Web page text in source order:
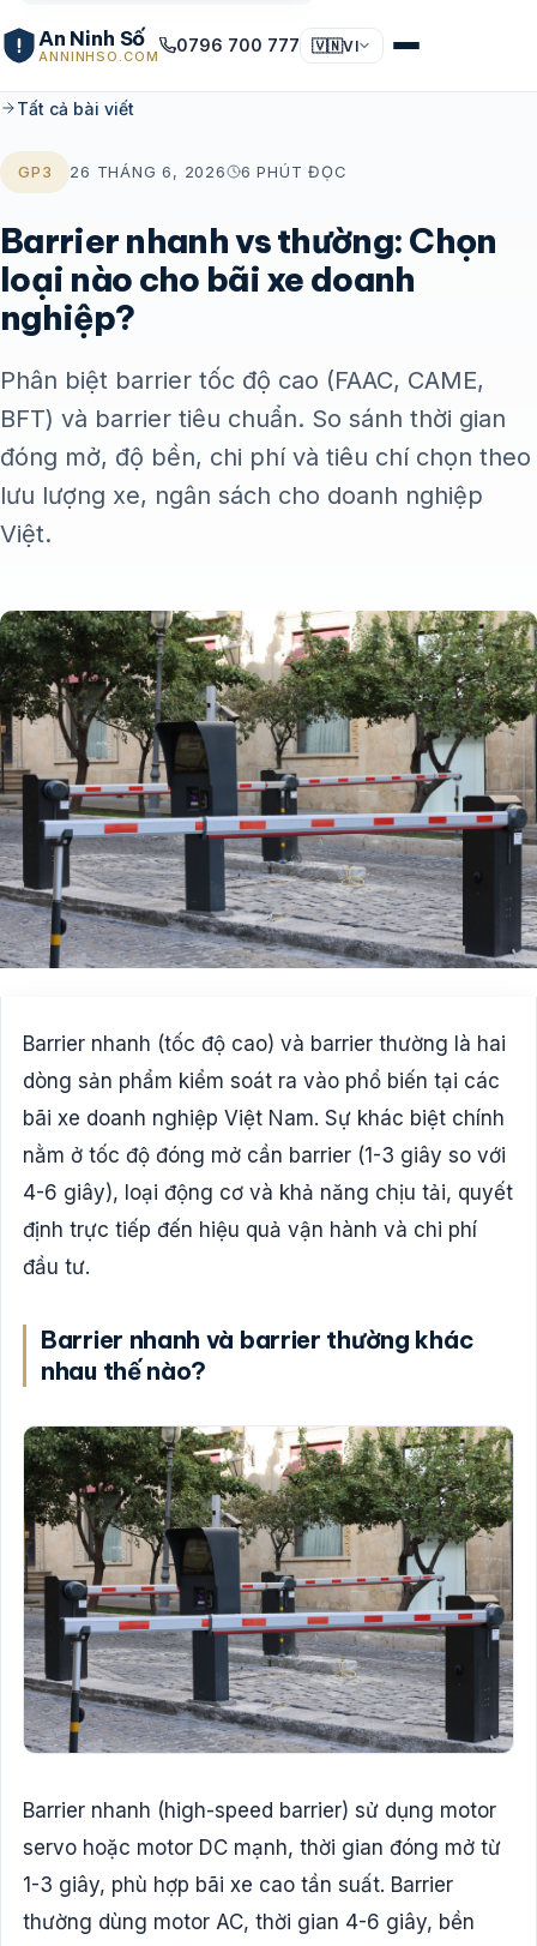
An Ninh Số
ANNINHSO.COM
0796 700 777 🇻🇳VI
Tất cả bài viết
GP3 26 THÁNG 6, 2026 6 PHÚT ĐỌC
Barrier nhanh vs thường: Chọn
loại nào cho bãi xe doanh
nghiệp?
Phân biệt barrier tốc độ cao (FAAC, CAME,
BFT) và barrier tiêu chuẩn. So sánh thời gian
đóng mở, độ bền, chi phí và tiêu chí chọn theo
lưu lượng xe, ngân sách cho doanh nghiệp
Việt.
Barrier nhanh (tốc độ cao) và barrier thường là hai
dòng sản phẩm kiểm soát ra vào phổ biến tại các
bãi xe doanh nghiệp Việt Nam. Sự khác biệt chính
nằm ở tốc độ đóng mở cần barrier (1-3 giây so với
4-6 giây), loại động cơ và khả năng chịu tải, quyết
định trực tiếp đến hiệu quả vận hành và chi phí
đầu tư.
Barrier nhanh và barrier thường khác
nhau thế nào?
Barrier nhanh (high-speed barrier) sử dụng motor
servo hoặc motor DC mạnh, thời gian đóng mở từ
1-3 giây, phù hợp bãi xe cao tần suất. Barrier
thường dùng motor AC, thời gian 4-6 giây, bền